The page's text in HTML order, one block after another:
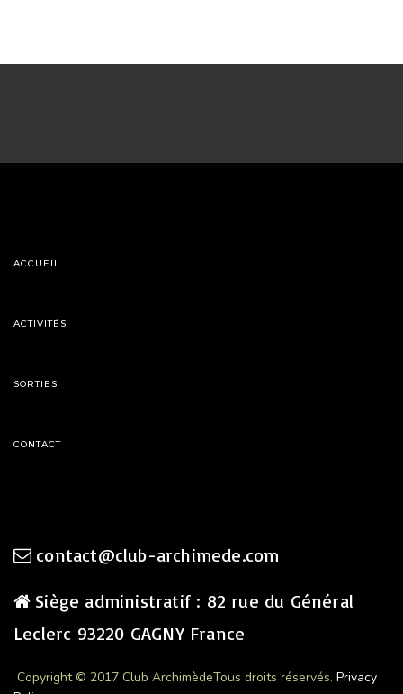
ACCUEIL
ACTIVITÉS
SORTIES
CONTACT
contact@club-archimede.com
Siège administratif : 82 rue du Général
Leclerc 93220 GAGNY France
Copyright © 2017 Club ArchimèdeTous droits réservés. Privacy